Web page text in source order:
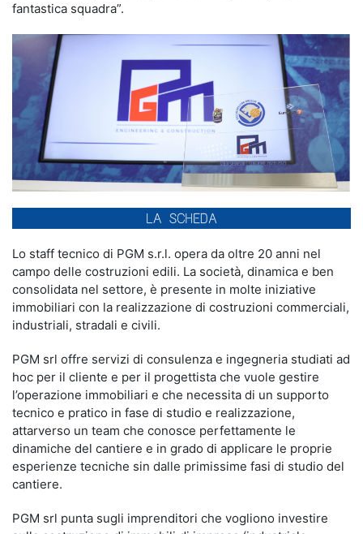
fantastica squadra”.
Lo staff tecnico di PGM s.r.l. opera da oltre 20 anni nel
campo delle costruzioni edili. La società, dinamica e ben
consolidata nel settore, è presente in molte iniziative
immobiliari con la realizzazione di costruzioni commerciali,
industriali, stradali e civili.
PGM srl offre servizi di consulenza e ingegneria studiati ad
hoc per il cliente e per il progettista che vuole gestire
l’operazione immobiliari e che necessita di un supporto
tecnico e pratico in fase di studio e realizzazione,
attarverso un team che conosce perfettamente le
dinamiche del cantiere e in grado di applicare le proprie
esperienze tecniche sin dalle primissime fasi di studio del
cantiere.
PGM srl punta sugli imprenditori che vogliono investire